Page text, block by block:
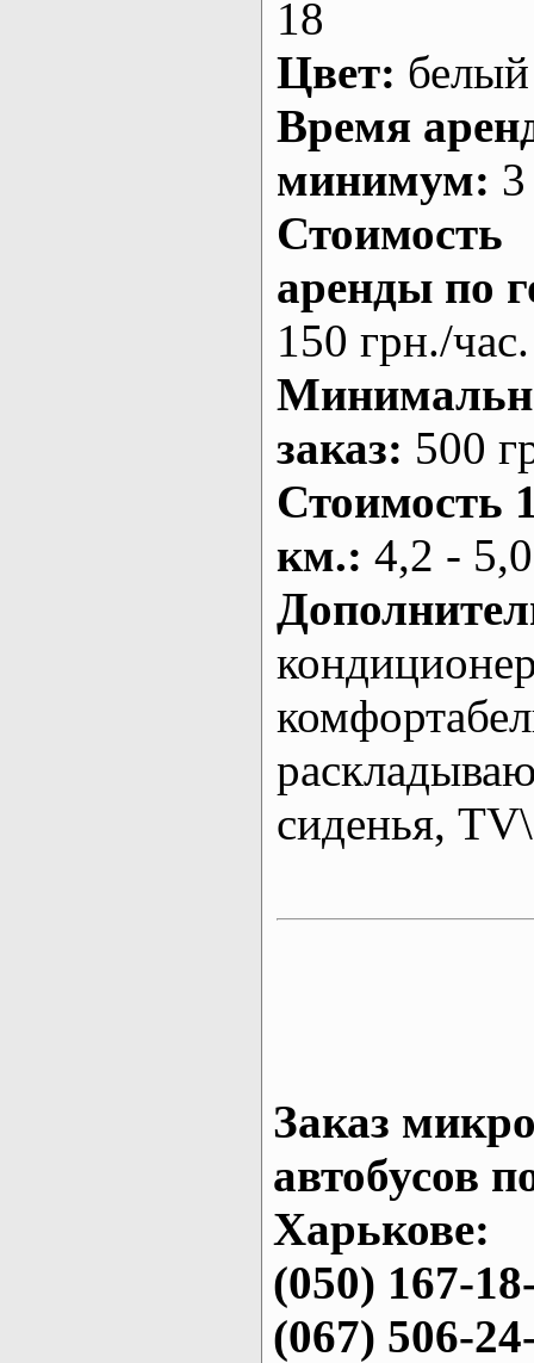
18
Цвет: белый
Время
минимум:
Стоимость
аренды по
150 грн./час.
заказ: 500
Стоимость
км.: 4,2 -
сиденья,
Заказ
автобусов
Харькове:
(050) 167-
(067) 506-